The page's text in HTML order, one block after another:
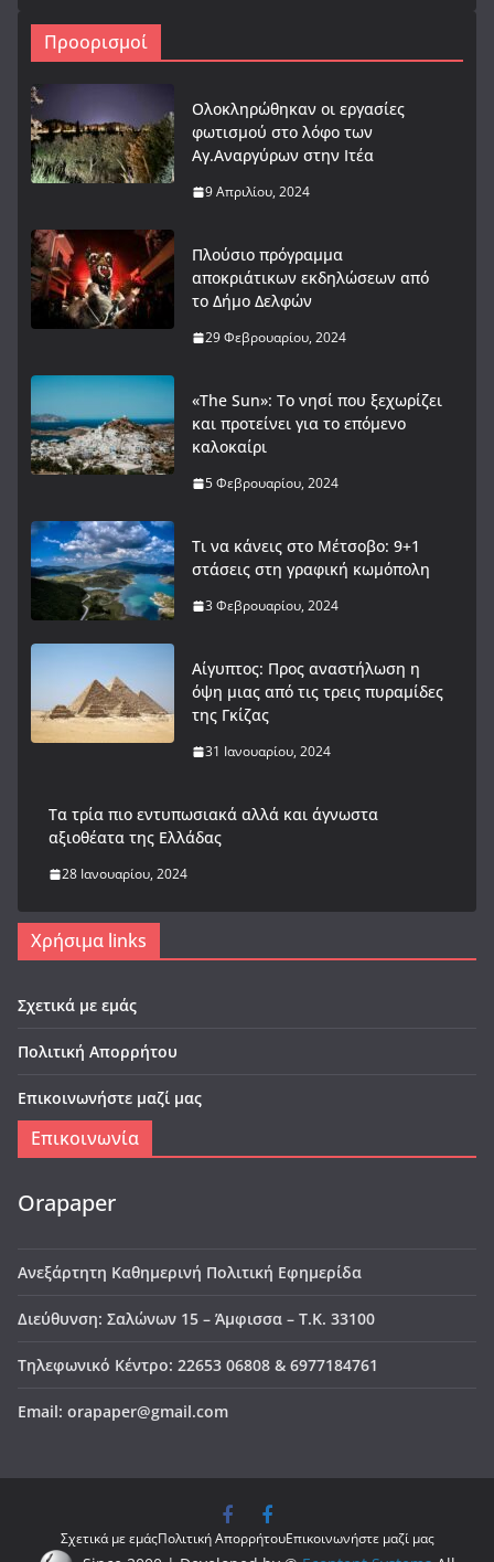
Προορισμοί
Ολοκληρώθηκαν οι εργασίες
φωτισμού στο λόφο των
Αγ.Αναργύρων στην Ιτέα
9 Απριλίου, 2024
Πλούσιο πρόγραμμα
αποκριάτικων εκδηλώσεων από
το Δήμο Δελφών
29 Φεβρουαρίου, 2024
«The Sun»: Το νησί που ξεχωρίζει
και προτείνει για το επόμενο
καλοκαίρι
5 Φεβρουαρίου, 2024
Τι να κάνεις στο Μέτσοβο: 9+1
στάσεις στη γραφική κωμόπολη
3 Φεβρουαρίου, 2024
Αίγυπτος: Προς αναστήλωση η
όψη μιας από τις τρεις πυραμίδες
της Γκίζας
31 Ιανουαρίου, 2024
Tα τρία πιο εντυπωσιακά αλλά και άγνωστα
αξιοθέατα της Ελλάδας
28 Ιανουαρίου, 2024
Χρήσιμα links
Σχετικά με εμάς
Πολιτική Απορρήτου
Επικοινωνήστε μαζί μας
Επικοινωνία
Orapaper
Ανεξάρτητη Καθημερινή Πολιτική Εφημερίδα
Διεύθυνση: Σαλώνων 15 – Άμφισσα – Τ.Κ. 33100
Τηλεφωνικό Κέντρο: 22653 06808 & 6977184761
Email: orapaper@gmail.com
Σχετικά με εμάςΠολιτική ΑπορρήτουΕπικοινωνήστε μαζί μας